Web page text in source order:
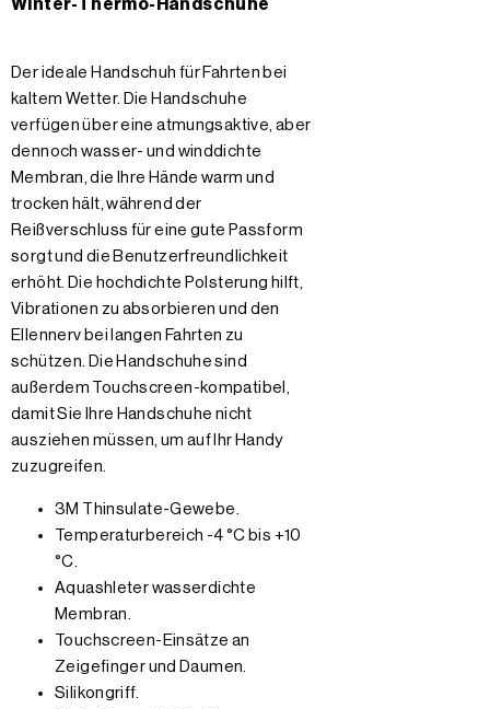
Winter-Thermo-Handschuhe
Der ideale Handschuh für Fahrten bei
kaltem Wetter. Die Handschuhe
verfügen über eine atmungsaktive, aber
dennoch wasser- und winddichte
Membran, die Ihre Hände warm und
trocken hält, während der
Reißverschluss für eine gute Passform
sorgt und die Benutzerfreundlichkeit
erhöht. Die hochdichte Polsterung hilft,
Vibrationen zu absorbieren und den
Ellennerv bei langen Fahrten zu
schützen. Die Handschuhe sind
außerdem Touchscreen-kompatibel,
damit Sie Ihre Handschuhe nicht
ausziehen müssen, um auf Ihr Handy
zuzugreifen.
3M Thinsulate-Gewebe.
Temperaturbereich -4 °C bis +10
°C.
Aquashleter wasserdichte
Membran.
Touchscreen-Einsätze an
Zeigefinger und Daumen.
Silikongriff.